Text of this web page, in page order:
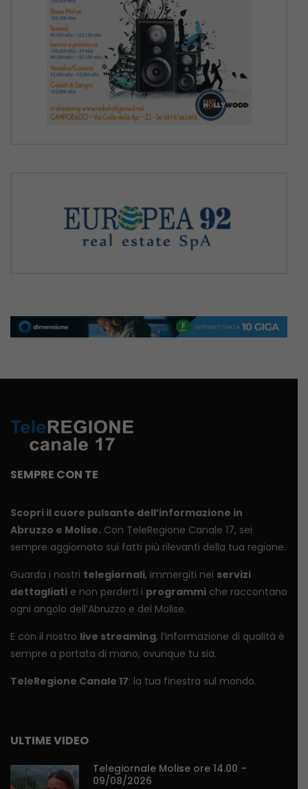
SEMPRE CON TE
Scopri il cuore pulsante dell’informazione in
Abruzzo e Molise. Con TeleRegione Canale 17, sei
sempre aggiornato sui fatti più rilevanti della tua regione.
Guarda i nostri telegiornali, immergiti nei servizi
dettagliati e non perderti i programmi che raccontano
ogni angolo dell’Abruzzo e del Molise.
E con il nostro live streaming, l’informazione di qualità è
sempre a portata di mano, ovunque tu sia.
TeleRegione Canale 17: la tua finestra sul mondo.
ULTIME VIDEO
Telegiornale Molise ore 14.00 –
09/08/2026